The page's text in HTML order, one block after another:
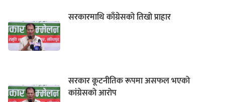
सरकारमाथि काँग्रेसको तिखो प्राहार
सरकार कूटनीतिक रूपमा असफल भएको
कांग्रेसको आरोप